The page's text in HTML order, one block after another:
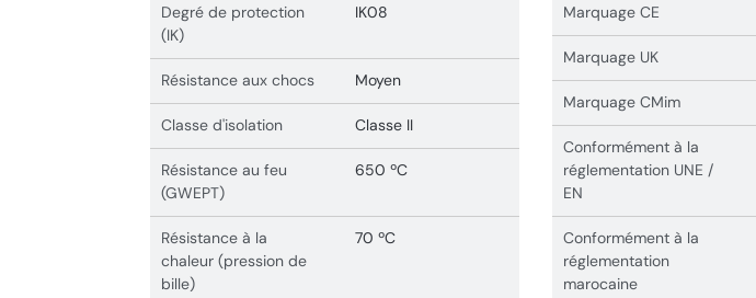
Degré de protection
(IK)
IK08
Résistance aux chocs Moyen
Classe d'isolation Classe II
Résistance au feu
(GWEPT)
650 ºC
Résistance à la
chaleur (pression de
bille)
70 ºC
Marquage CE
Marquage UK
Marquage CMim
Conformément à la
réglementation UNE /
EN
Conformément à la
réglementation
marocaine